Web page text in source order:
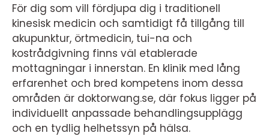
För dig som vill fördjupa dig i traditionell
kinesisk medicin och samtidigt få tillgång till
akupunktur, örtmedicin, tui-na och
kostrådgivning finns väl etablerade
mottagningar i innerstan. En klinik med lång
erfarenhet och bred kompetens inom dessa
områden är doktorwang.se, där fokus ligger på
individuellt anpassade behandlingsupplägg
och en tydlig helhetssyn på hälsa.